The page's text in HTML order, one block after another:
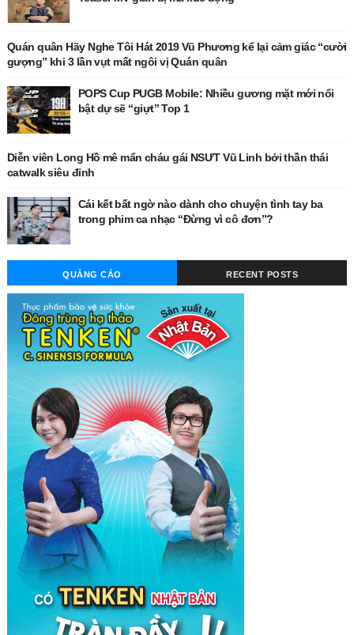
Quán quân Hãy Nghe Tôi Hát 2019 Vũ Phương kể lại cảm giác “cười
gượng” khi 3 lần vụt mất ngôi vị Quán quân
POPS Cup PUGB Mobile: Nhiều gương mặt mới nổi
bật dự sẽ “giựt” Top 1
Diễn viên Long Hồ mê mẩn cháu gái NSƯT Vũ Linh bởi thần thái
catwalk siêu đỉnh
Cái kết bất ngờ nào dành cho chuyện tình tay ba
trong phim ca nhạc “Đừng vì cô đơn”?
QUẢNG CÁO RECENT POSTS